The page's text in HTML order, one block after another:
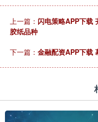
上一篇： 闪电策略APP下载
胶纸品种
下一篇： 金融配资APP下载